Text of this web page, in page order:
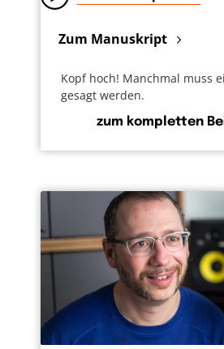
Zum Manuskript
Kopf hoch! Manchmal muss
gesagt werden.
zum kompletten